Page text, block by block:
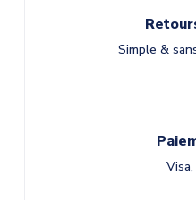
Simple &